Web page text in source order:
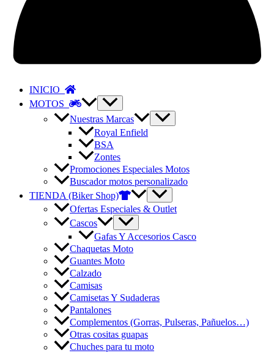
INICIO
MOTOS
Nuestras Marcas
Royal Enfield
BSA
Zontes
Promociones Especiales Motos
Buscador motos personalizado
TIENDA (Biker Shop)
Ofertas Especiales & Outlet
Cascos
Gafas Y Accesorios Casco
Chaquetas Moto
Guantes Moto
Calzado
Camisas
Camisetas Y Sudaderas
Pantalones
Complementos (Gorras, Pulseras, Pañuelos…)
Otras cositas guapas
Chuches para tu moto